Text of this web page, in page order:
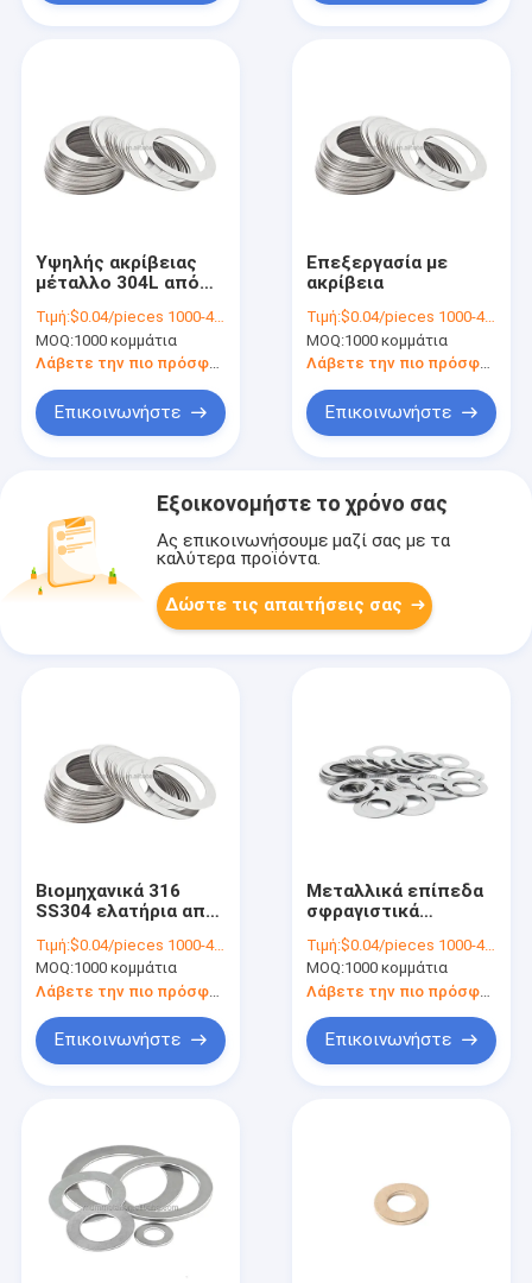
Υψηλής ακρίβειας
μέταλλο 304L από
Τιμή:$0.04/pieces 1000-4999 pieces
MOQ:1000 κομμάτια
Λάβετε την πιο πρόσφατη τιμή
Επικοινωνήστε
Επεξεργασία με
ακρίβεια
Τιμή:$0.04/pieces 1000-4999 pieces
MOQ:1000 κομμάτια
Λάβετε την πιο πρόσφατη τιμή
Επικοινωνήστε
Εξοικονομήστε το χρόνο σας
Ας επικοινωνήσουμε μαζί σας με τα
καλύτερα προϊόντα.
Δώστε τις απαιτήσεις σας
Βιομηχανικά 316
SS304 ελατήρια από
Τιμή:$0.04/pieces 1000-4999 pieces
MOQ:1000 κομμάτια
Λάβετε την πιο πρόσφατη τιμή
Επικοινωνήστε
Μεταλλικά επίπεδα
σφραγιστικά
ανοξείδωτο χάλυβα
Τιμή:$0.04/pieces 1000-4999 pieces
MOQ:1000 κομμάτια
Επικοινωνήστε